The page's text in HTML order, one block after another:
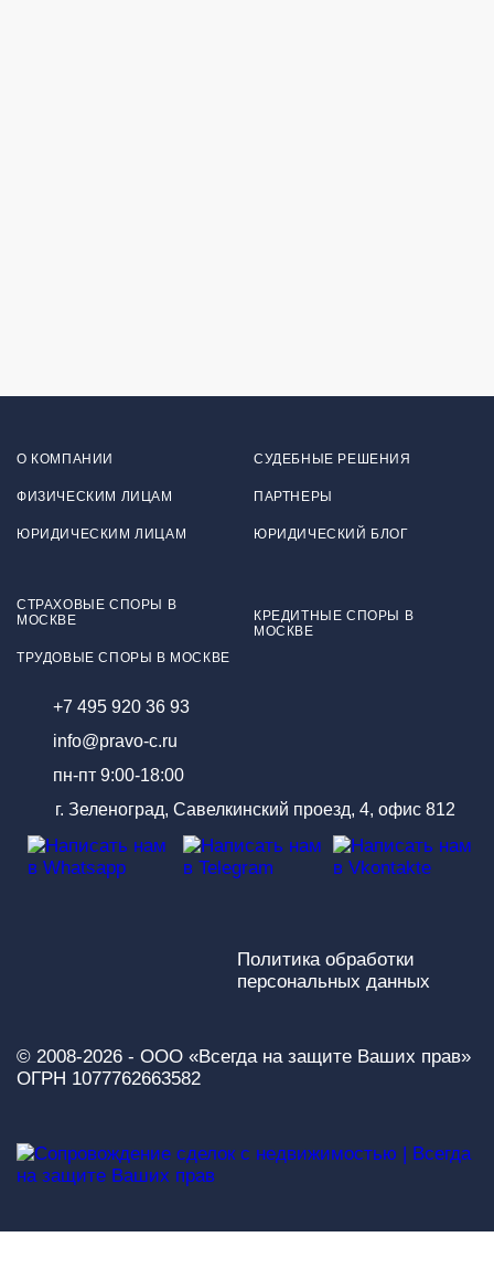
О КОМПАНИИ
ФИЗИЧЕСКИМ ЛИЦАМ
ЮРИДИЧЕСКИМ ЛИЦАМ
СУДЕБНЫЕ РЕШЕНИЯ
ПАРТНЕРЫ
ЮРИДИЧЕСКИЙ БЛОГ
СТРАХОВЫЕ СПОРЫ В
МОСКВЕ
ТРУДОВЫЕ СПОРЫ В МОСКВЕ
КРЕДИТНЫЕ СПОРЫ В
МОСКВЕ
+7 495 920 36 93
info@pravo-c.ru
пн-пт 9:00-18:00
г. Зеленоград, Савелкинский проезд, 4, офис 812
Политика обработки
персональных данных
© 2008-2026 - ООО «Всегда на защите Ваших прав»
ОГРН 1077762663582